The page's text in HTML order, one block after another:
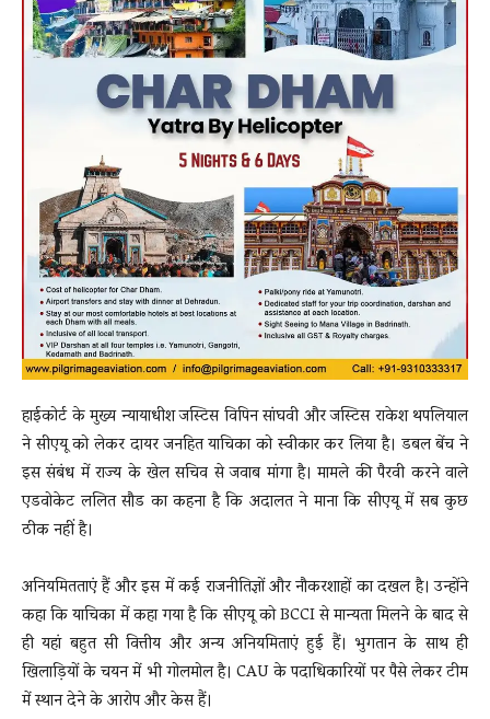
हाईकोर्ट के मुख्य न्यायाधीश जस्टिस विपिन सांघवी और जस्टिस राकेश थपलियाल
ने सीएयू को लेकर दायर जनहित याचिका को स्वीकार कर लिया है। डबल बेंच ने
इस संबंध में राज्य के खेल सचिव से जवाब मांगा है। मामले की पैरवी करने वाले
एडवोकेट ललित सौड का कहना है कि अदालत ने माना कि सीएयू में सब कुछ
ठीक नहीं है।
अनियमितताएं हैं और इस में कई राजनीतिज्ञों और नौकरशाहों का दखल है। उन्होंने
कहा कि याचिका में कहा गया है कि सीएयू को BCCI से मान्यता मिलने के बाद से
ही यहां बहुत सी वित्तीय और अन्य अनियमिताएं हुई हैं। भुगतान के साथ ही
खिलाड़ियों के चयन में भी गोलमोल है। CAU के पदाधिकारियों पर पैसे लेकर टीम
में स्थान देने के आरोप और केस हैं।